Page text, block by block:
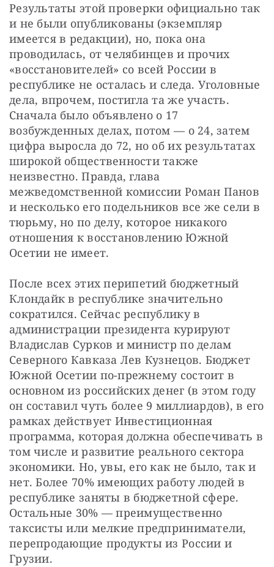
Результаты этой проверки официально так
и не были опубликованы (экземпляр
имеется в редакции), но, пока она
проводилась, от челябинцев и прочих
«восстановителей» со всей России в
республике не осталась и следа. Уголовные
дела, впрочем, постигла та же участь.
Сначала было объявлено о 17
возбужденных делах, потом — о 24, затем
цифра выросла до 72, но об их результатах
широкой общественности также
неизвестно. Правда, глава
межведомственной комиссии Роман Панов
и несколько его подельников все же сели в
тюрьму, но по делу, которое никакого
отношения к восстановлению Южной
Осетии не имеет.
После всех этих перипетий бюджетный
Клондайк в республике значительно
сократился. Сейчас республику в
администрации президента курируют
Владислав Сурков и министр по делам
Северного Кавказа Лев Кузнецов. Бюджет
Южной Осетии по-прежнему состоит в
основном из российских денег (в этом году
он составил чуть более 9 миллиардов), в его
рамках действует Инвестиционная
программа, которая должна обеспечивать в
том числе и развитие реального сектора
экономики. Но, увы, его как не было, так и
нет. Более 70% имеющих работу людей в
республике заняты в бюджетной сфере.
Остальные 30% — преимущественно
таксисты или мелкие предприниматели,
перепродающие продукты из России и
Грузии.